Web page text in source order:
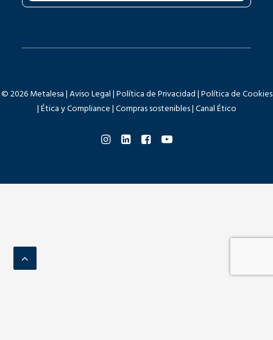
© 2026 Metalesa | Aviso Legal | Política de Privacidad | Política de Cookies
| Ética y Compliance | Compras sostenibles| Canal Ético